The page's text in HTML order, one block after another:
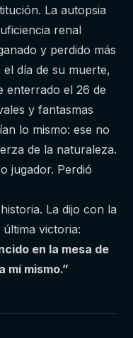
La autopsia
renal
y perdido más
día de su muerte,
enterrado el 26 de
y fantasmas
lo mismo: ese no
de la naturaleza.
jugador. Perdió
La dijo con la
victoria:
en la mesa de
mí mismo.”